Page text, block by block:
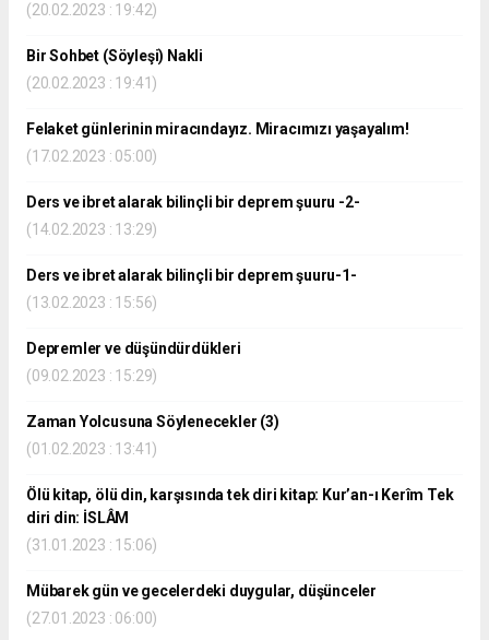
(20.02.2023 : 19:42)
Bir Sohbet (Söyleşi) Nakli
(20.02.2023 : 19:41)
Felaket günlerinin miracındayız. Miracımızı yaşayalım!
(17.02.2023 : 05:00)
Ders ve ibret alarak bilinçli bir deprem şuuru -2-
(14.02.2023 : 13:29)
Ders ve ibret alarak bilinçli bir deprem şuuru-1-
(13.02.2023 : 15:56)
Depremler ve düşündürdükleri
(09.02.2023 : 15:29)
Zaman Yolcusuna Söylenecekler (3)
(01.02.2023 : 13:41)
Ölü kitap, ölü din, karşısında tek diri kitap: Kur’an-ı Kerîm Tek
diri din: İSLÂM
(31.01.2023 : 15:06)
Mübarek gün ve gecelerdeki duygular, düşünceler
(27.01.2023 : 06:00)